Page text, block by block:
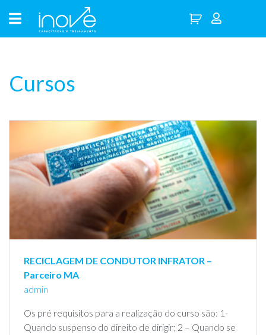
Cursos
RECICLAGEM DE CONDUTOR INFRATOR –
Parceiro MA
admin
Os pré requisitos para a realização do curso são: 1-
Quando suspenso do direito de dirigir; 2 – Quando se